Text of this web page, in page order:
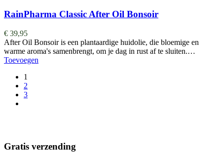
RainPharma Classic After Oil Bonsoir
€ 39,95
After Oil Bonsoir is een plantaardige huidolie, die bloemige en
warme aroma's samenbrengt, om je dag in rust af te sluiten.…
Toevoegen
1
2
3
Gratis verzending